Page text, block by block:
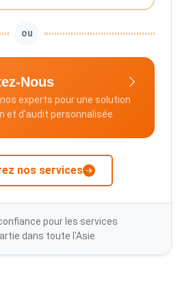
ou
Nous
experts pour une solution
et d'audit personnalisée.
nos services
pour les services
dans toute l'Asie